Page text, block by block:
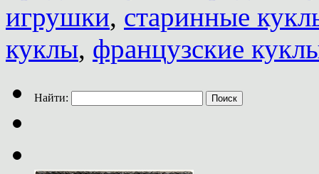
игрушки, старинные
куклы, французские
Найти: